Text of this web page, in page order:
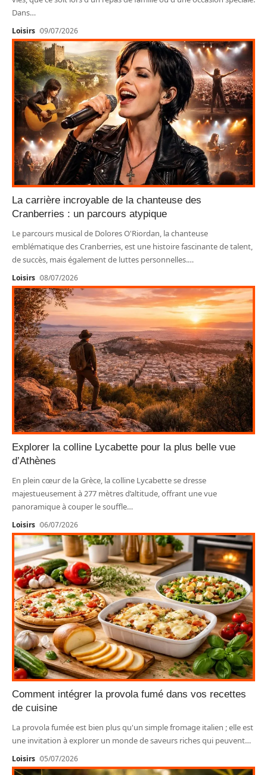
Dans…
Loisirs 09/07/2026
La carrière incroyable de la chanteuse des
Cranberries : un parcours atypique
Le parcours musical de Dolores O'Riordan, la chanteuse
emblématique des Cranberries, est une histoire fascinante de talent,
de succès, mais également de luttes personnelles.…
Loisirs 08/07/2026
Explorer la colline Lycabette pour la plus belle vue
d’Athènes
En plein cœur de la Grèce, la colline Lycabette se dresse
majestueusement à 277 mètres d’altitude, offrant une vue
panoramique à couper le souffle…
Loisirs 06/07/2026
Comment intégrer la provola fumé dans vos recettes
de cuisine
La provola fumée est bien plus qu'un simple fromage italien ; elle est
une invitation à explorer un monde de saveurs riches qui peuvent…
Loisirs 05/07/2026